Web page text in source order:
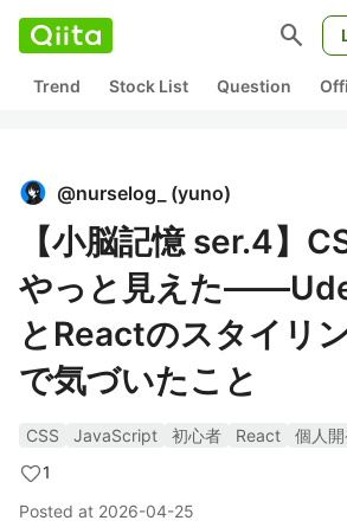
search
Trend Stock List Question
@nurselog_ (yuno)
【小脳記憶 ser.4】
やっと見えた
とReactのスタイリ
で気づいたこと
CSS JavaScript 初心者 React
個人開
1
Posted at 2026-04-25